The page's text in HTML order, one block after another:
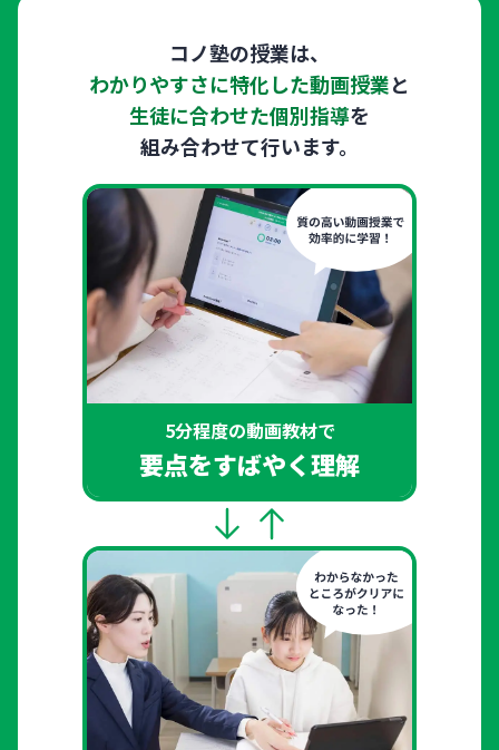
コノ塾の授業は、
わかりやすさに特化した動画授業と
生徒に合わせた個別指導を
組み合わせて行います。
5分程度の動画教材で
要点をすばやく理解